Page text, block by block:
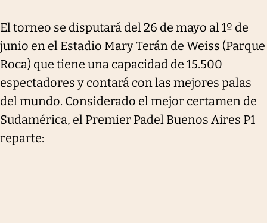
El torneo se disputará del 26 de mayo al 1º de
junio en el Estadio Mary Terán de Weiss (Parque
Roca) que tiene una capacidad de 15.500
espectadores y contará con las mejores palas
del mundo. Considerado el mejor certamen de
Sudamérica, el Premier Padel Buenos Aires P1
reparte: